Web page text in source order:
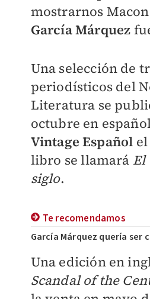
mostrarnos
García Márquez
Una selección de
periodísticos del
Literatura se
octubre en
Vintage Español
libro se llamará El
siglo.
Te recomendamos
García Márquez quería ser
Una edición en
Scandal of the